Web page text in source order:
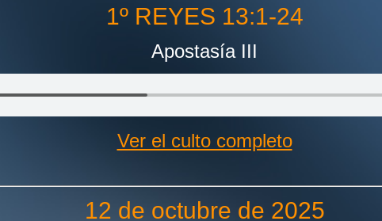
1º REYES 13:1-24
Apostasía III
Ver el culto completo
12 de octubre de 2025